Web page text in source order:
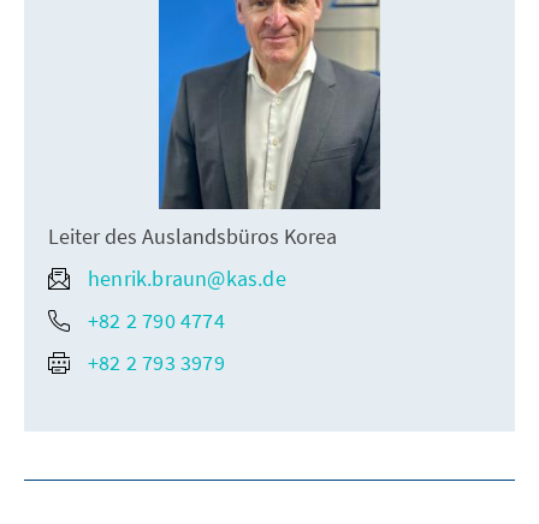
Leiter des Auslandsbüros Korea
henrik.braun@kas.de
+82 2 790 4774
+82 2 793 3979